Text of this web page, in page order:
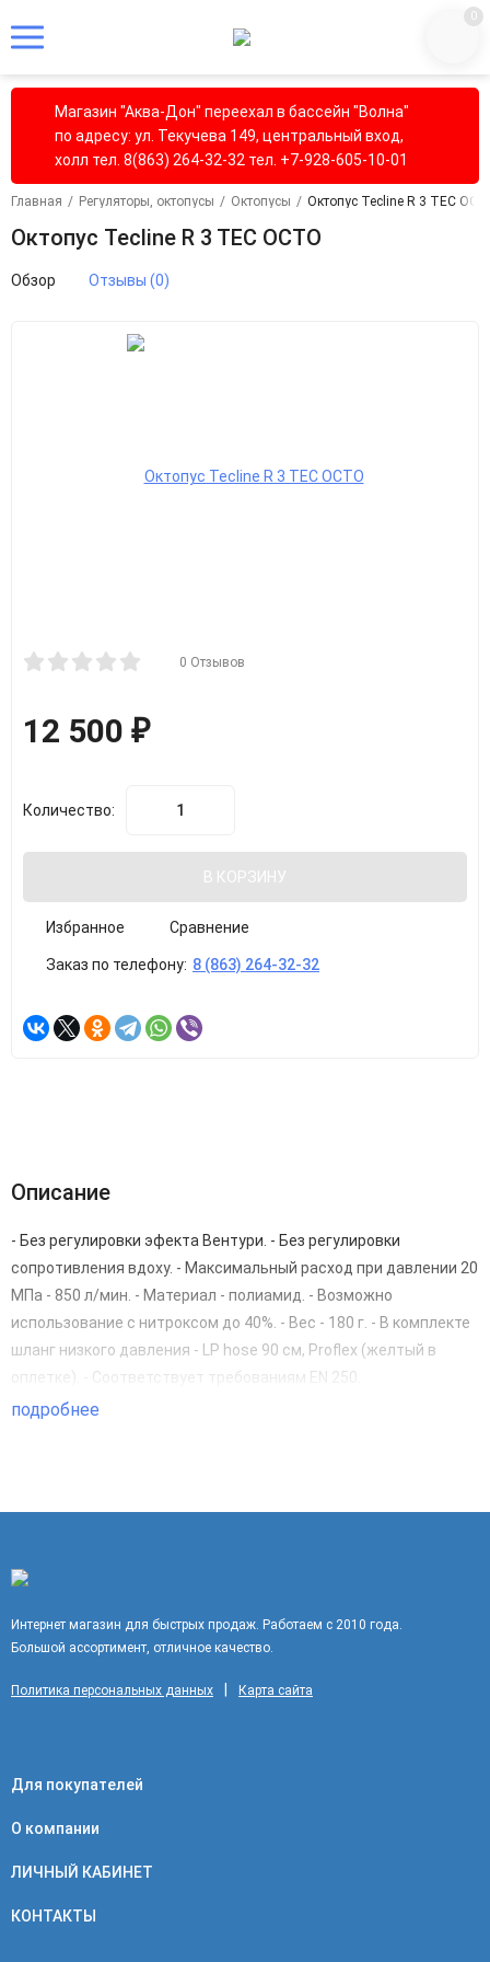
0
Магазин "Аква-Дон" переехал в бассейн "Волна"
по адресу: ул. Текучева 149, центральный вход,
холл тел. 8(863) 264-32-32 тел. +7-928-605-10-01
Главная / Регуляторы, октопусы / Октопусы / Октопус Tecline R 3 TEC
Октопус Tecline R 3 TEC OCTO
Обзор Отзывы (0)
0 Отзывов
12 500 ₽
Количество:
В КОРЗИНУ
Избранное Сравнение
Заказ по телефону: 8 (863) 264-32-32
Описание
- Без регулировки эфекта Вентури. - Без регулировки
сопротивления вдоху. - Максимальный расход при давлении 20
МПа - 850 л/мин. - Материал - полиамид. - Возможно
использование с нитроксом до 40%. - Вес - 180 г. - В комплекте
шланг низкого давления - LP hose 90 см, Proflex (желтый в
оплетке). - Соответствует требованиям EN 250.
подробнее
Интернет магазин для быстрых продаж. Работаем с 2010 года.
Большой ассортимент, отличное качество.
Политика персональных данных Карта сайта
Для покупателей
О компании
ЛИЧНЫЙ КАБИНЕТ
КОНТАКТЫ